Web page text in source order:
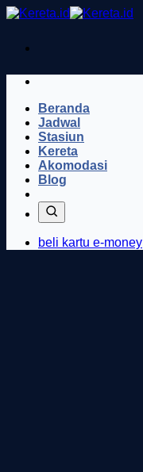
Skip
Beranda
Jadwal
Stasiun
Kereta
Akomodasi
Blog
beli kartu e-money